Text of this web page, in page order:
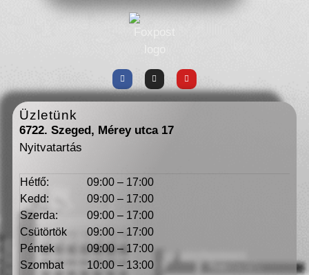
Üzletünk
6722. Szeged, Mérey utca 17
Nyitvatartás
Hétfő:
09:00 – 17:00
Kedd:
09:00 – 17:00
Szerda:
09:00 – 17:00
Csütörtök
09:00 – 17:00
Péntek
09:00 – 17:00
Szombat
10:00 – 13:00